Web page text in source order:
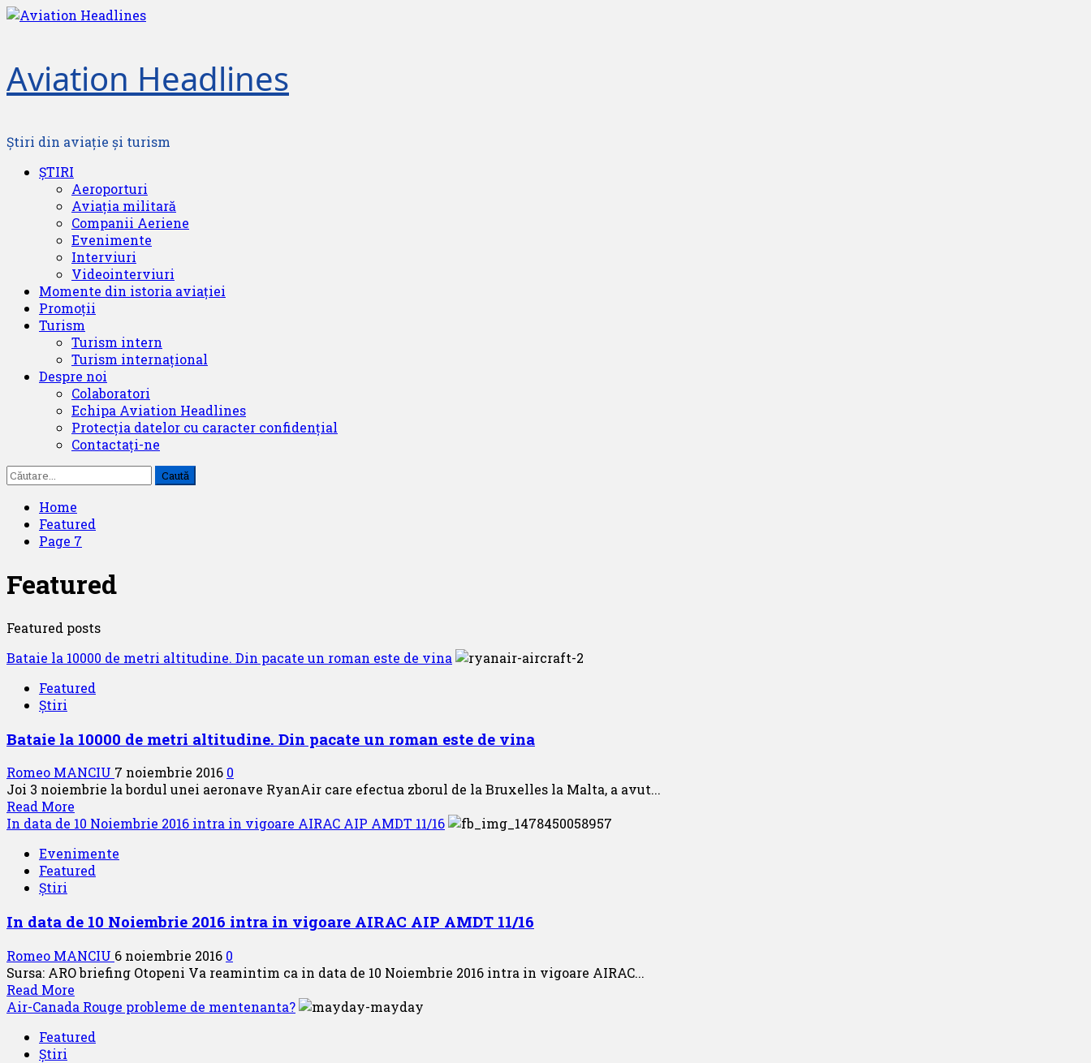
Skip
Aviation Headlines
Știri din aviație și turism
Primary
ȘTIRI
Aeroporturi
Aviația militară
Companii Aeriene
Evenimente
Interviuri
Videointerviuri
Momente din istoria aviației
Promoții
Turism
Turism intern
Turism internațional
Despre noi
Colaboratori
Echipa Aviation Headlines
Protecția datelor cu caracter confidențial
Contactați-ne
Caută
după:
Home
Featured
Page 7
Featured
Featured posts
Bataie la 10000 de metri altitudine. Din pacate un roman este de vina
Featured
Știri
Bataie la 10000 de metri altitudine. Din pacate un roman este de vina
Romeo MANCIU 7 noiembrie 2016 0
Joi 3 noiembrie la bordul unei aeronave RyanAir care efectua zborul de la Bruxelles la Malta, a avut...
Read More
more
Bataie
la
metri
Din
pacate
un
roman
este
de
In data de 10 Noiembrie 2016 intra in vigoare AIRAC AIP AMDT 11/16
Evenimente
Featured
Știri
In data de 10 Noiembrie 2016 intra in vigoare AIRAC AIP AMDT 11/16
Romeo MANCIU 6 noiembrie 2016 0
Sursa: ARO briefing Otopeni Va reamintim ca in data de 10 Noiembrie 2016 intra in vigoare AIRAC...
Read More
more
In
Air-Canada Rouge probleme de mentenanta?
Featured
Știri